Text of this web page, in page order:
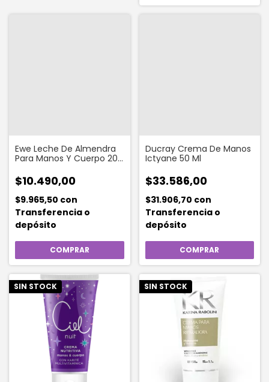
Ewe Leche De Almendra
Para Manos Y Cuerpo 200
$10.490,00
$9.965,50 con
Transferencia o
depósito
Ducray Crema De Manos
Ictyane 50 Ml
$33.586,00
$31.906,70 con
Transferencia o
depósito
SIN STOCK SIN STOCK